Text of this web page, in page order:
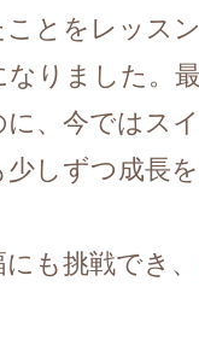
とをレッス
りました。
、今ではス
しずつ成長
も挑戦でき